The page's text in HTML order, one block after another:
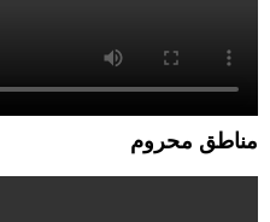
مناطق محروم